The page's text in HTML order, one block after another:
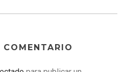
COMENTARIO